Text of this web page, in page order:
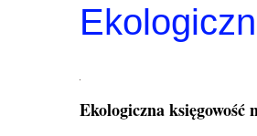
Ekologiczna